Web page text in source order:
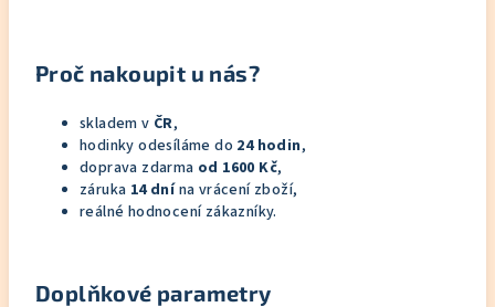
Proč nakoupit u nás?
skladem v ČR,
hodinky odesíláme do 24 hodin,
doprava zdarma od 1600 Kč,
záruka 14 dnína vrácení zboží,
reálné hodnocení zákazníky.
Doplňkové parametry